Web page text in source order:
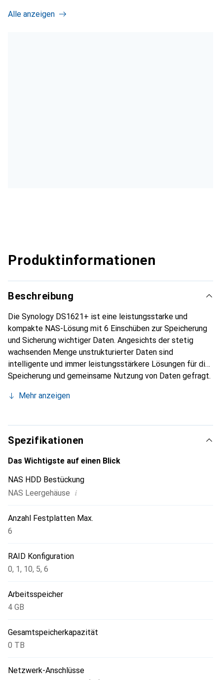
Alle anzeigen
Produktinformationen
Beschreibung
Die Synology DS1621+ ist eine leistungsstarke und
kompakte NAS-Lösung mit 6 Einschüben zur Speicherung
und Sicherung wichtiger Daten. Angesichts der stetig
wachsenden Menge unstrukturierter Daten sind
intelligente und immer leistungsstärkere Lösungen für die
Speicherung und gemeinsame Nutzung von Daten gefragt.
wächst mit Ihren Daten mit.Die DS1621+ beschleunigt
mit dem schnelleren Synology Drive im Handumdrehen.
Auch das Fotomanagement über Synology Moments geht
jetzt noch rasanter.
Mehr anzeigen
Spezifikationen
Das Wichtigste auf einen Blick
NAS HDD Bestückung
NAS Leergehäuse i
Anzahl Festplatten Max.
6
RAID Konfiguration
0, 1, 10, 5, 6
Arbeitsspeicher
4 GB
Gesamtspeicherkapazität
0 TB
Netzwerk-Anschlüsse